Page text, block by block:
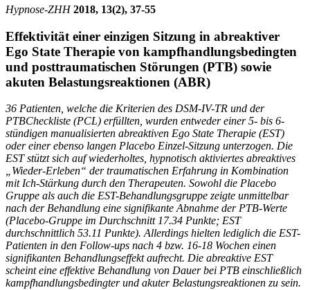
Hypnose-ZHH2018, 13(2), 37-55
Effektivität einer einzigen Sitzung in abreaktiver
Ego State Therapie von kampfhandlungsbedingten
und posttraumatischen Störungen (PTB) sowie
akuten Belastungsreaktionen (ABR)
36 Patienten, welche die Kriterien des DSM-IV-TR und der
PTBCheckliste (PCL) erfüllten, wurden entweder einer 5- bis 6-
stündigen manualisierten abreaktiven Ego State Therapie (EST)
oder einer ebenso langen Placebo Einzel-Sitzung unterzogen. Die
EST stützt sich auf wiederholtes, hypnotisch aktiviertes abreaktives
„Wieder-Erleben“ der traumatischen Erfahrung in Kombination
mit Ich-Stärkung durch den Therapeuten. Sowohl die Placebo
Gruppe als auch die EST-Behandlungsgruppe zeigte unmittelbar
nach der Behandlung eine signifikante Abnahme der PTB-Werte
(Placebo-Gruppe im Durchschnitt 17.34 Punkte; EST
durchschnittlich 53.11 Punkte). Allerdings hielten lediglich die EST-
Patienten in den Follow-ups nach 4 bzw. 16-18 Wochen einen
signifikanten Behandlungseffekt aufrecht. Die abreaktive EST
scheint eine effektive Behandlung von Dauer bei PTB einschließlich
kampfhandlungsbedingter und akuter Belastungsreaktionen zu sein.